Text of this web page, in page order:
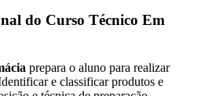
do Curso Técnico Em
prepara o aluno para realizar
e classificar produtos e